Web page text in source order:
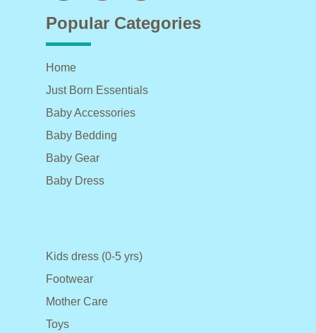
Popular Categories
Home
Just Born Essentials
Baby Accessories
Baby Bedding
Baby Gear
Baby Dress
Kids dress (0-5 yrs)
Footwear
Mother Care
Toys